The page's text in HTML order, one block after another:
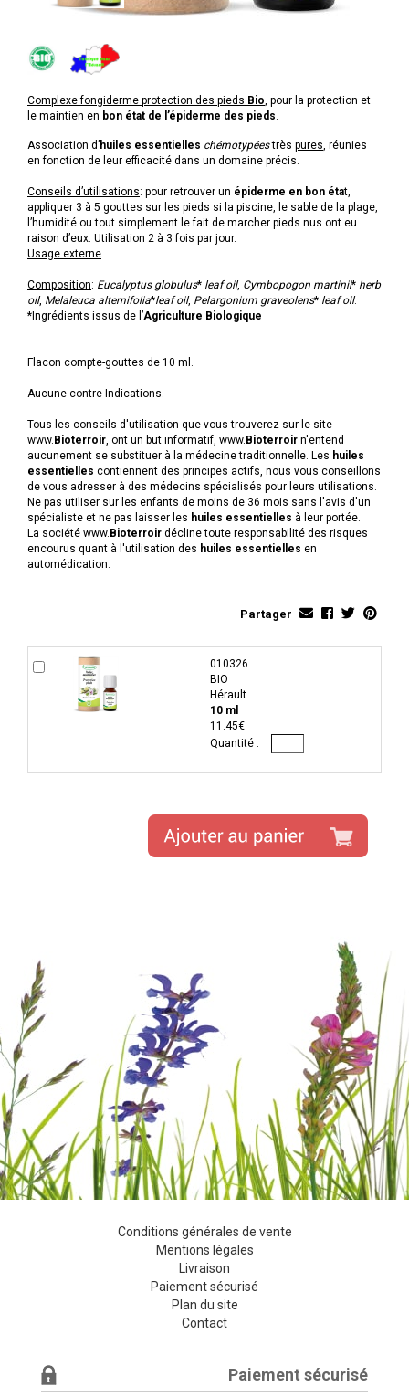
Complexe fongiderme protection des pieds Bio, pour la protection et
le maintien en bon état de l’épiderme des pieds.
Association d’huiles essentielles chémotypéestrès pures, réunies
en fonction de leur efficacité dans un domaine précis.
Conseils d’utilisations: pour retrouver un épiderme en bon état,
appliquer 3 à 5 gouttes sur les pieds si la piscine, le sable de la plage,
l’humidité ou tout simplement le fait de marcher pieds nus ont eu
raison d’eux. Utilisation 2 à 3 fois par jour.
Usage externe.
Composition: Eucalyptus globulus* leaf oil, Cymbopogon martinii* herb
oil, Melaleuca alternifolia*leaf oil, Pelargonium graveolens* leaf oil.
*Ingrédients issus de l’Agriculture Biologique
Flacon compte-gouttes de 10 ml.
Aucune contre-Indications.
Tous les conseils d'utilisation que vous trouverez sur le site
www. Bioterroir, ont un but informatif, www. Bioterroir n'entend
aucunement se substituer à la médecine traditionnelle. Les huiles
essentielles contiennent des principes actifs, nous vous conseillons
de vous adresser à des médecins spécialisés pour leurs utilisations.
Ne pas utiliser sur les enfants de moins de 36 mois sans l'avis d'un
spécialiste et ne pas laisser les huiles essentielles à leur portée.
La société www. Bioterroir décline toute responsabilité des risques
encourus quant à l'utilisation des huiles essentielles en
automédication.
Partager
010326
BIO
Hérault
10 ml
11.45€
Conditions générales de vente
Mentions légales
Livraison
Paiement sécurisé
Plan du site
Contact
Paiement sécurisé